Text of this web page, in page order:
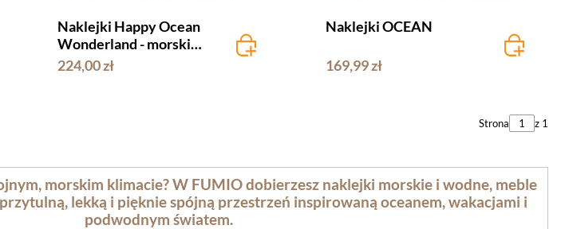
Naklejki Happy Ocean
Wonderland - morskie
stworzenia
224,00 zł
Naklejki OCEAN
169,99 zł
Strona z 1
morskim klimacie? W FUMIO dobierzesz naklejki morskie i wodne, meble
lekką i pięknie spójną przestrzeń inspirowaną oceanem, wakacjami i
podwodnym światem.